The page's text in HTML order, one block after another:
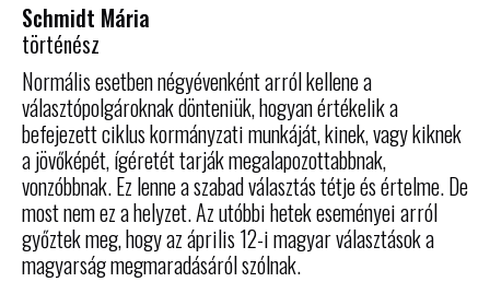
Schmidt Mária
történész
Normális esetben négyévenként arról kellene a
választópolgároknak dönteniük, hogyan értékelik a
befejezett ciklus kormányzati munkáját, kinek, vagy kiknek
a jövőképét, ígéretét tarják megalapozottabbnak,
vonzóbbnak. Ez lenne a szabad választás tétje és értelme. De
most nem ez a helyzet. Az utóbbi hetek eseményei arról
győztek meg, hogy az április 12-i magyar választások a
magyarság megmaradásáról szólnak.